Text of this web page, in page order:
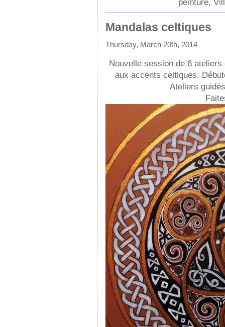
peinture,
Mandalas celtiques
Thursday, March 20th, 2014
Nouvelle session de 6
aux accents celtiques.
Ateliers